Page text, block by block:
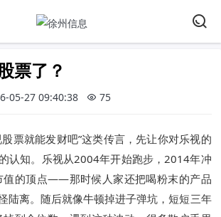
票了？
05-27 09:40:38 75
票就能发财吧”这类传言，先让你对乐视的
认知。乐视从2004年开始跑步，2014年冲
值的顶点——那时候人家还把喝粉末的产品
陆离。随后就像牛顿掉进子弹坑，短短三年